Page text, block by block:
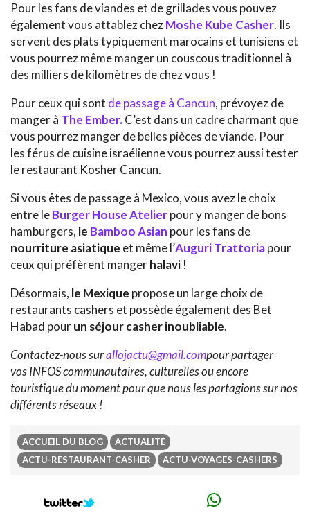
Pour les fans de viandes et de grillades vous pouvez
également vous attablez chezMoshe Kube Casher. Ils
servent des plats typiquement marocains et tunisiens et
vous pourrez même manger un couscous traditionnel à
des milliers de kilomètres de chez vous !
Pour ceux qui sont de passage à Cancun, prévoyez de
manger à The Ember.C’est dans un cadre charmant que
vous pourrez manger de belles pièces de viande. Pour
les férus de cuisine israélienne vous pourrez aussi tester
le restaurant Kosher Cancun.
Si vous êtes de passage à Mexico, vous avez le choix
entre leBurger House Atelierpour y manger de bons
hamburgers, le Bamboo Asian pour les fans de
nourriture asiatique et même l’Auguri Trattoriapour
ceux qui préfèrent mangerhalavi !
Désormais, le Mexique propose un large choix de
restaurants cashers et possède également des Bet
Habad pourun séjour casher inoubliable.
Contactez-nous surallojactu@gmail.compour partager
vos INFOS communautaires, culturelles ou encore
touristique du moment pour que nous les partagions sur nos
différents réseaux !
ACCUEIL DU BLOG
ACTUALITÉ
ACTU-RESTAURANT-CASHER
ACTU-VOYAGES-CASHERS